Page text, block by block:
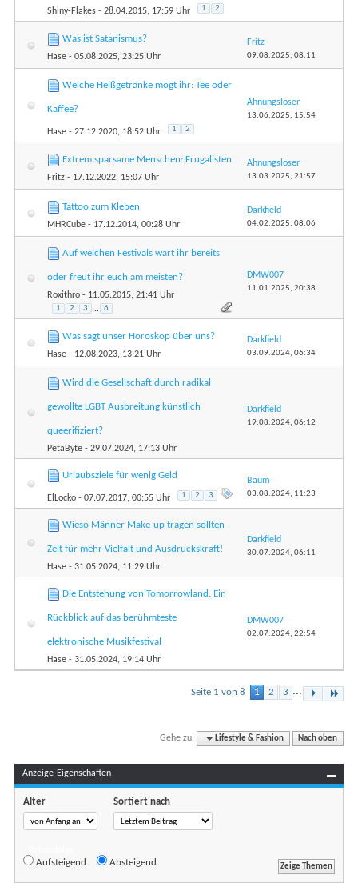
Shiny-Flakes - 28.04.2015, 17:59 Uhr 1 2
Was ist Satanismus?
Hase - 05.08.2025, 23:25 Uhr
Fritz
09.08.2025, 08:11
Welche Heißgetränke mögt ihr: Tee oder
Kaffee?
Hase - 27.12.2020, 18:52 Uhr 1 2
Ahnungsloser
13.06.2025, 15:54
Extrem sparsame Menschen: Frugalisten
Fritz - 17.12.2022, 15:07 Uhr
Ahnungsloser
13.03.2025, 21:57
Tattoo zum Kleben
MHRCube - 17.12.2014, 00:28 Uhr
Darkfield
04.02.2025, 08:06
Auf welchen Festivals wart ihr bereits
oder freut ihr euch am meisten?
Roxithro - 11.05.2015, 21:41 Uhr
1 2 3 ... 6
DMW007
11.01.2025, 20:38
Was sagt unser Horoskop über uns?
Hase - 12.08.2023, 13:21 Uhr
Darkfield
03.09.2024, 06:34
Wird die Gesellschaft durch radikal
gewollte LGBT Ausbreitung künstlich
queerifiziert?
PetaByte - 29.07.2024, 17:13 Uhr
Darkfield
19.08.2024, 06:12
Urlaubsziele für wenig Geld
ElLocko - 07.07.2017, 00:55 Uhr 1 2 3
Baum
03.08.2024, 11:23
Wieso Männer Make-up tragen sollten -
Zeit für mehr Vielfalt und Ausdruckskraft!
Hase - 31.05.2024, 11:29 Uhr
Darkfield
30.07.2024, 06:11
Die Entstehung von Tomorrowland: Ein
Rückblick auf das berühmteste
elektronische Musikfestival
Hase - 31.05.2024, 19:14 Uhr
DMW007
02.07.2024, 22:54
Seite 1 von 8 1 2 3 ...
Gehe zu: Lifestyle & Fashion Nach oben
Anzeige-Eigenschaften
Alter Sortiert nach
Aufsteigend Absteigend